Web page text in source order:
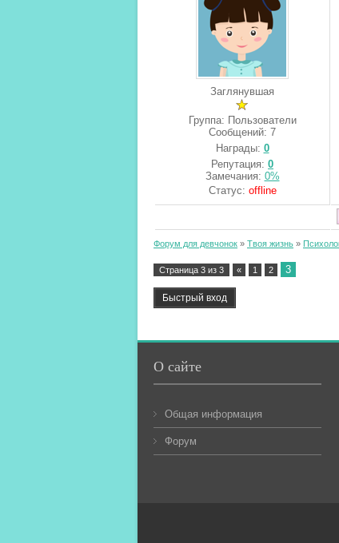
Заглянувшая
Группа: Пользователи
Сообщений: 7
Награды: 0
Репутация: 0
Замечания: 0%
Статус: offline
Форум для девчонок » Твоя жизнь »
Страница 3 из 3 « 1 2 3
О сайте
Общая информация
Форум